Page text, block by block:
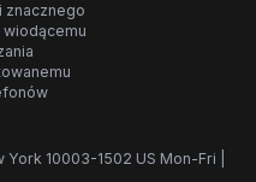
znacznego
10003-1502 US Mon-Fri |